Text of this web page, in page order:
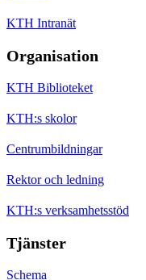
KTH Intranät
Organisation
KTH Biblioteket
KTH:s skolor
Centrumbildningar
Rektor och ledning
KTH:s verksamhetsstöd
Tjänster
Schema